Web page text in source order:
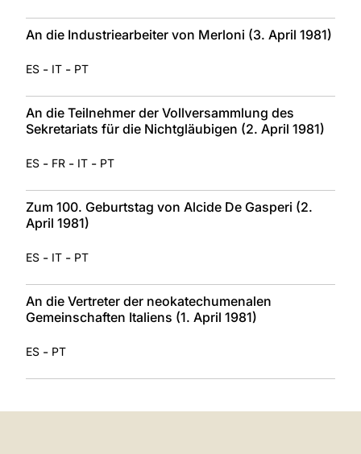
An die Industriearbeiter von Merloni (3. April 1981)
ES - IT - PT
An die Teilnehmer der Vollversammlung des
Sekretariats für die Nichtgläubigen (2. April 1981)
ES - FR - IT - PT
Zum 100. Geburtstag von Alcide De Gasperi (2.
April 1981)
ES - IT - PT
An die Vertreter der neokatechumenalen
Gemeinschaften Italiens (1. April 1981)
ES - PT